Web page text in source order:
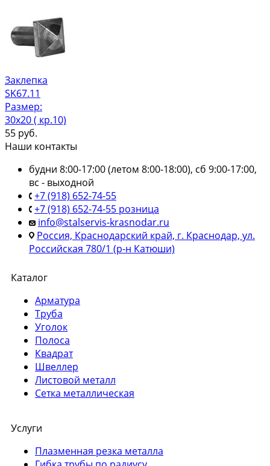
Заклепка
SK67.11
Размер:
30х20 ( кр.10)
55 руб.
Наши контакты
будни 8:00-17:00 (летом 8:00-18:00), сб 9:00-17:00,
вс - выходной
+7 (918) 652-74-55
+7 (918) 652-74-55 розница
info@stalservis-krasnodar.ru
Россия, Краснодарский край, г. Краснодар, ул.
Российская 780/1 (р-н Катюши)
Каталог
Арматура
Труба
Уголок
Полоса
Квадрат
Швеллер
Листовой металл
Сетка металлическая
Услуги
Плазменная резка металла